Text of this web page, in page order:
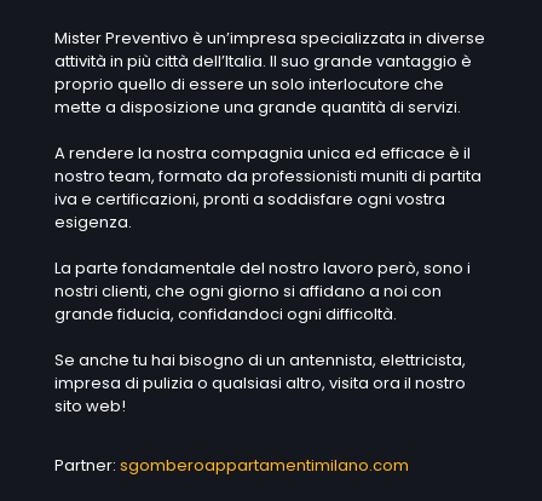
Mister Preventivo è un’impresa specializzata in diverse
attività in più città dell’Italia. Il suo grande vantaggio è
proprio quello di essere un solo interlocutore che
mette a disposizione una grande quantità di servizi.
A rendere la nostra compagnia unica ed efficace è il
nostro team, formato da professionisti muniti di partita
iva e certificazioni, pronti a soddisfare ogni vostra
esigenza.
La parte fondamentale del nostro lavoro però, sono i
nostri clienti, che ogni giorno si affidano a noi con
grande fiducia, confidandoci ogni difficoltà.
Se anche tu hai bisogno di un antennista, elettricista,
impresa di pulizia o qualsiasi altro, visita ora il nostro
sito web!
Partner: sgomberoappartamentimilano.com